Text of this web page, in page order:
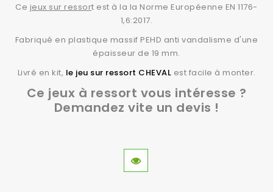
Ce jeux sur ressort est à la la Norme Européenne EN 1176-
1,6:2017.
Fabriqué en plastique massif PEHD anti vandalisme d'une
épaisseur de 19 mm.
Livré en kit, le jeu sur ressort CHEVAL est facile à monter.
Ce jeux à ressort vous intéresse ?
Demandez vite un devis !